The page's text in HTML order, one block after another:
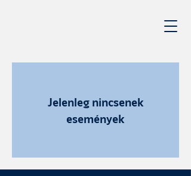
Jelenleg nincsenek
események